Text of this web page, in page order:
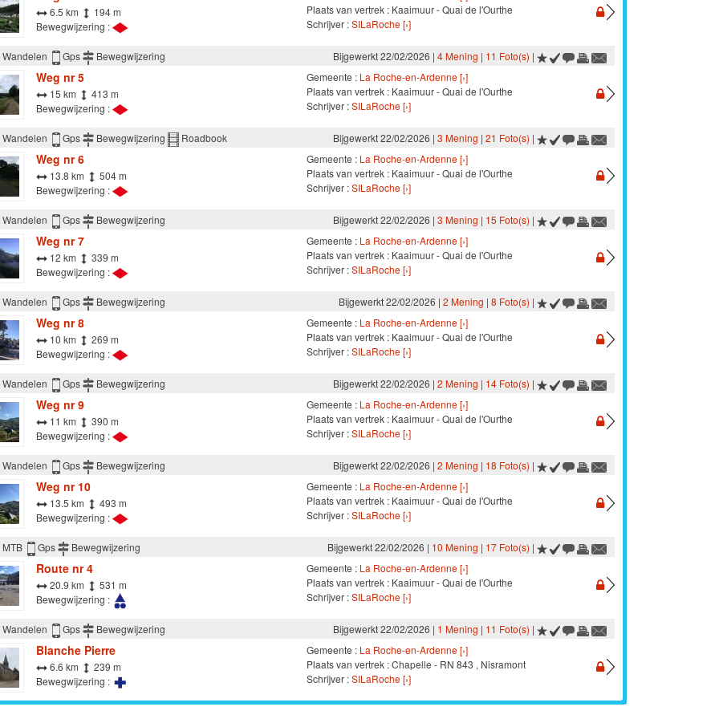
6.5 km
194 m
Bewegwijzering :
Plaats van vertrek : Kaaimuur - Quai de l'Ourthe
Schrijver :SILaRoche [›]
Bijgewerkt 22/02/2026 | 4 Mening | 11 Foto(s) |
Wandelen Gps Bewegwijzering
Weg nr 5
15 km
413 m
Bewegwijzering :
Gemeente : La Roche-en-Ardenne [›]
Plaats van vertrek : Kaaimuur - Quai de l'Ourthe
Schrijver :SILaRoche [›]
Bijgewerkt 22/02/2026 | 3 Mening | 21 Foto(s) |
Wandelen Gps Bewegwijzering Roadbook
Weg nr 6
13.8 km
504 m
Bewegwijzering :
Gemeente : La Roche-en-Ardenne [›]
Plaats van vertrek : Kaaimuur - Quai de l'Ourthe
Schrijver :SILaRoche [›]
Bijgewerkt 22/02/2026 | 3 Mening | 15 Foto(s) |
Wandelen Gps Bewegwijzering
Weg nr 7
12 km
339 m
Bewegwijzering :
Gemeente : La Roche-en-Ardenne [›]
Plaats van vertrek : Kaaimuur - Quai de l'Ourthe
Schrijver :SILaRoche [›]
Bijgewerkt 22/02/2026 | 2 Mening | 8 Foto(s) |
Wandelen Gps Bewegwijzering
Weg nr 8
10 km
269 m
Bewegwijzering :
Gemeente : La Roche-en-Ardenne [›]
Plaats van vertrek : Kaaimuur - Quai de l'Ourthe
Schrijver :SILaRoche [›]
Bijgewerkt 22/02/2026 | 2 Mening | 14 Foto(s) |
Wandelen Gps Bewegwijzering
Weg nr 9
11 km
390 m
Bewegwijzering :
Gemeente : La Roche-en-Ardenne [›]
Plaats van vertrek : Kaaimuur - Quai de l'Ourthe
Schrijver :SILaRoche [›]
Bijgewerkt 22/02/2026 | 2 Mening | 18 Foto(s) |
Wandelen Gps Bewegwijzering
Weg nr 10
13.5 km
493 m
Bewegwijzering :
Gemeente : La Roche-en-Ardenne [›]
Plaats van vertrek : Kaaimuur - Quai de l'Ourthe
Schrijver :SILaRoche [›]
Bijgewerkt 22/02/2026 | 10 Mening | 17 Foto(s) |
MTB Gps Bewegwijzering
Route nr 4
20.9 km
531 m
Bewegwijzering :
Gemeente : La Roche-en-Ardenne [›]
Plaats van vertrek : Kaaimuur - Quai de l'Ourthe
Schrijver :SILaRoche [›]
Bijgewerkt 22/02/2026 | 1 Mening | 11 Foto(s) |
Wandelen Gps Bewegwijzering
Blanche Pierre
6.6 km
239 m
Bewegwijzering :
Gemeente : La Roche-en-Ardenne [›]
Plaats van vertrek : Chapelle - RN 843 , Nisramont
Schrijver :SILaRoche [›]